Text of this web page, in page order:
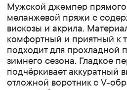
Мужской джемпер прямого
меланжевой пряжи с
вискозы и акрила.
комфортный и приятный к
подходит для прохладной
зимнего сезона. Гладкое
подчёркивает аккуратный
отложной воротник с V-